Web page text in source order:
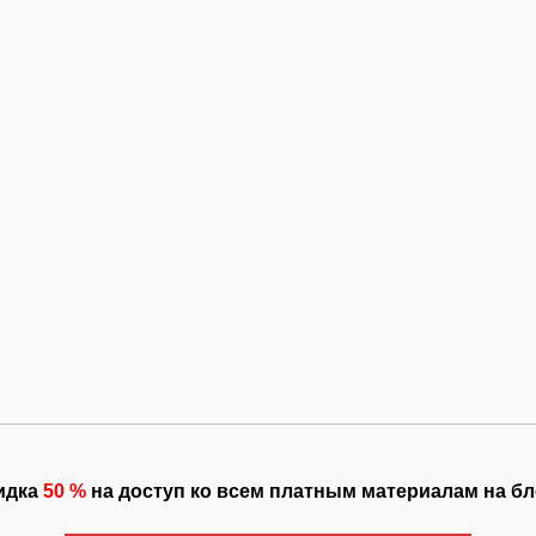
50 % на доступ ко всем платным материалам на